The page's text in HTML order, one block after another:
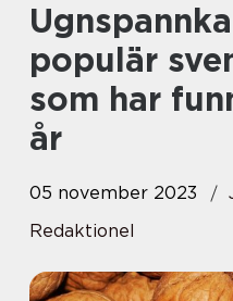
Ugnspannkaka är en
populär
som har
år
05 november 2023
Redaktionel